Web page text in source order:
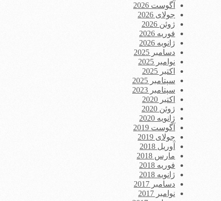
آگوست 2026
جولای 2026
ژوئن 2026
فوریه 2026
ژانویه 2026
دسامبر 2025
نوامبر 2025
اکتبر 2025
سپتامبر 2025
سپتامبر 2023
اکتبر 2020
ژوئن 2020
ژانویه 2020
آگوست 2019
جولای 2019
آوریل 2018
مارس 2018
فوریه 2018
ژانویه 2018
دسامبر 2017
نوامبر 2017